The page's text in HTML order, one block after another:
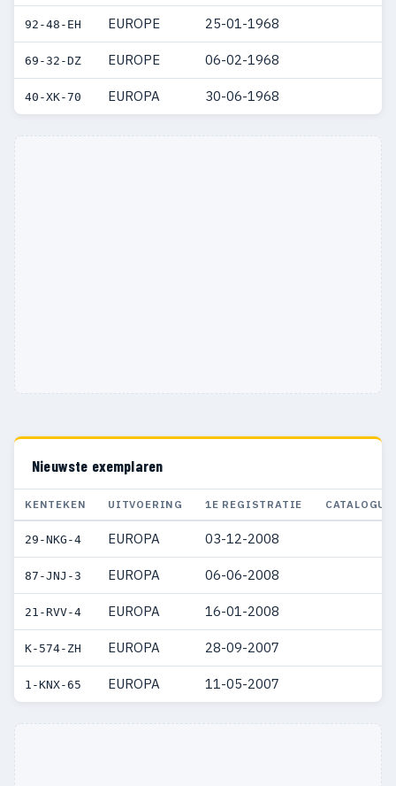
92-48-EH EUROPE 25-01-1968
69-32-DZ EUROPE 06-02-1968
40-XK-70 EUROPA 30-06-1968
Nieuwste exemplaren
KENTEKEN UITVOERING 1E REGISTRATIE
29-NKG-4 EUROPA 03-12-2008
87-JNJ-3 EUROPA 06-06-2008
21-RVV-4 EUROPA 16-01-2008
K-574-ZH EUROPA 28-09-2007
1-KNX-65 EUROPA 11-05-2007